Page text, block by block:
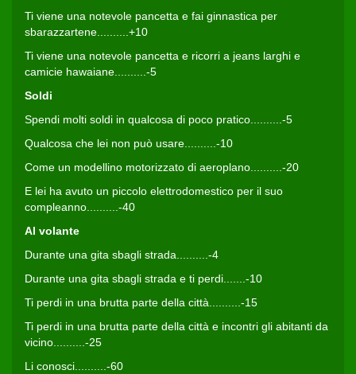
Ti viene una notevole pancetta e fai ginnastica per
sbarazzartene..........+10
Ti viene una notevole pancetta e ricorri a jeans larghi e
camicie hawaiane..........-5
Soldi
Spendi molti soldi in qualcosa di poco pratico..........-5
Qualcosa che lei non può usare..........-10
Come un modellino motorizzato di aeroplano..........-20
E lei ha avuto un piccolo elettrodomestico per il suo
compleanno..........-40
Al volante
Durante una gita sbagli strada..........-4
Durante una gita sbagli strada e ti perdi.......-10
Ti perdi in una brutta parte della città..........-15
Ti perdi in una brutta parte della città e incontri gli abitanti da
vicino..........-25
Li conosci..........-60